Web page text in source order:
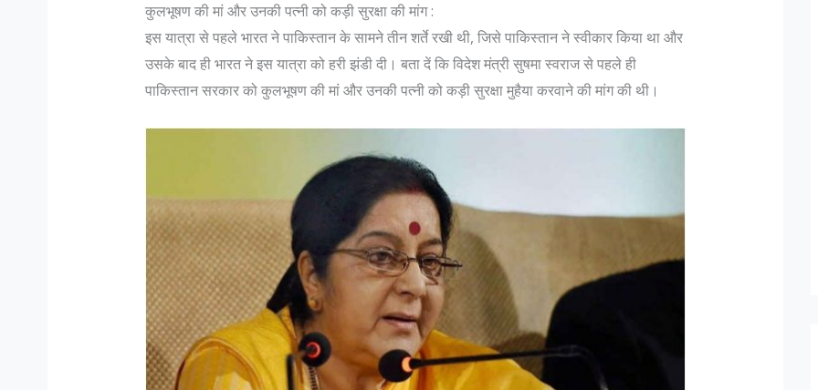
कुलभूषण की मां और उनकी पत्नी को कड़ी सुरक्षा की मांग :
इस यात्रा से पहले भारत ने पाकिस्तान के सामने तीन शर्ते रखी थी, जिसे पाकिस्‍तान ने स्‍वीकार किया था और
उसके बाद ही भारत ने इस यात्रा को हरी झंडी दी। बता दें कि विदेश मंत्री सुषमा स्वराज से पहले ही
पाकिस्तान सरकार को कुलभूषण की मां और उनकी पत्नी को कड़ी सुरक्षा मुहैया करवाने की मांग की थी।
डॉक्टर भारत जैसे सहिष्णु देश में :
: सहिष्णु देश में .. मैं एक मुस्लिम महिला
जानिए भारतीय सेना मे पद और उन के पदचिन्हों के बारे
में…
Col K D Pathak (Retd) के अनुसार "एक फ़ौजी का
है जो रिटायर होता है"| इस पर आगे बढ़ते हुए Lt Gen P
N Hoon (Retd) कहते है कि "Rank is earned...
दिल्ली में लश्कर के फिदायीन हमले की साजिश, नाम
बदलकर राजधानी में छिपे 3 आतंकी
मुंबई हमलों को अंजाम देने वाले आतंकी संगठन लश्कर-ए-
मिली,...